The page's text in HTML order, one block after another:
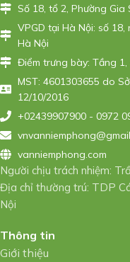
Số 18, tổ 2, Phường
VPGD tại Hà Nội: số
Hà Nội
Điểm trưng bày: Tầng
MST: 4601303655 do
12/10/2016
+02439907900 - 0972
vanniemphong.com
Người chịu trách nhiệm:
Địa chỉ thường trú: TDP
Nội
Thông tin
Giới thiệu